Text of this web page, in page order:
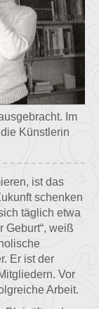
Im
Künstlerin
ist das
schenken
täglich etwa
Geburt“, weiß
Er ist der
Vor
Arbeit.